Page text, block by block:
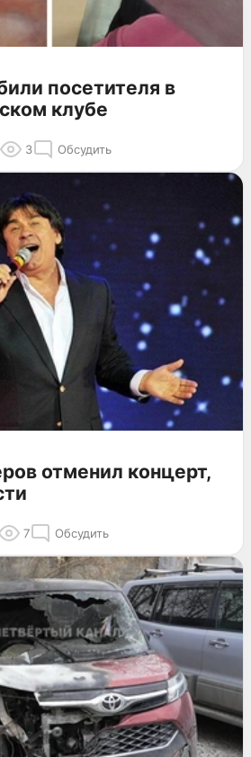
посетителя в
клубе
3 Обсудить
отменил концерт,
7 Обсудить